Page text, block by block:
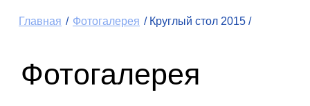
Главная / Фотогалерея / Круглый стол 2015 /
Фотогалерея